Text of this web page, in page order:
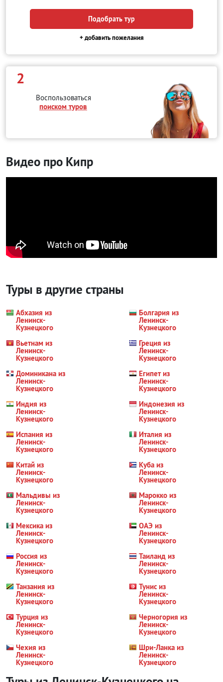
Подобрать тур
+ добавить пожелания
2
Воспользоваться
поиском туров
Видео про Кипр
Туры в другие страны
Абхазия из
Ленинск-
Кузнецкого
Болгария из
Ленинск-
Кузнецкого
Вьетнам из
Ленинск-
Кузнецкого
Греция из
Ленинск-
Кузнецкого
Доминикана из
Ленинск-
Кузнецкого
Египет из
Ленинск-
Кузнецкого
Индия из
Ленинск-
Кузнецкого
Индонезия из
Ленинск-
Кузнецкого
Испания из
Ленинск-
Кузнецкого
Италия из
Ленинск-
Кузнецкого
Китай из
Ленинск-
Кузнецкого
Куба из
Ленинск-
Кузнецкого
Мальдивы из
Ленинск-
Кузнецкого
Марокко из
Ленинск-
Кузнецкого
Мексика из
Ленинск-
Кузнецкого
ОАЭ из
Ленинск-
Кузнецкого
Россия из
Ленинск-
Кузнецкого
Таиланд из
Ленинск-
Кузнецкого
Танзания из
Ленинск-
Кузнецкого
Тунис из
Ленинск-
Кузнецкого
Турция из
Ленинск-
Кузнецкого
Черногория из
Ленинск-
Кузнецкого
Чехия из
Ленинск-
Кузнецкого
Шри-Ланка из
Ленинск-
Кузнецкого